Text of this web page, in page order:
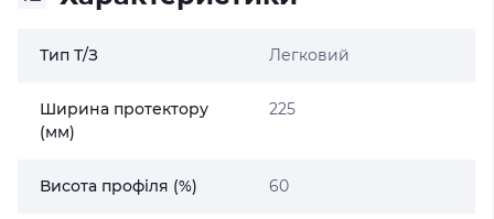
Тип Т/З Легковий
Ширина протектору
(мм)
225
Висота профіля (%) 60